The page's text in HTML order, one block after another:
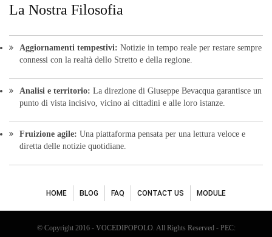
La Nostra Filosofia
Aggiornamenti tempestivi: Notizie in tempo reale per restare sempre
connessi con la realtà dello Stretto e della regione.
Analisi e territorio: La direzione di Giuseppe Bevacqua garantisce un
punto di vista incisivo, vicino ai cittadini e alle loro istanze.
Fruizione agile: Una piattaforma pensata per una lettura veloce e
diretta delle notizie quotidiane.
HOME BLOG FAQ CONTACT US MODULE
© Copyright 2016 - VOCEDIPOPOLO. All Rights Reserved - PEC: